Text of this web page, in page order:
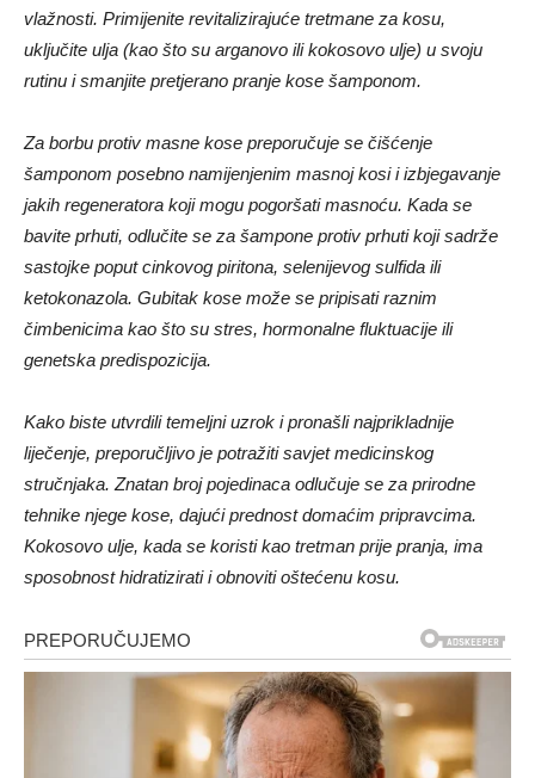
vlažnosti. Primijenite revitalizirajuće tretmane za kosu,
uključite ulja (kao što su arganovo ili kokosovo ulje) u svoju
rutinu i smanjite pretjerano pranje kose šamponom.
Za borbu protiv masne kose preporučuje se čišćenje
šamponom posebno namijenjenim masnoj kosi i izbjegavanje
jakih regeneratora koji mogu pogoršati masnoću. Kada se
bavite prhuti, odlučite se za šampone protiv prhuti koji sadrže
sastojke poput cinkovog piritona, selenijevog sulfida ili
ketokonazola. Gubitak kose može se pripisati raznim
čimbenicima kao što su stres, hormonalne fluktuacije ili
genetska predispozicija.
Kako biste utvrdili temeljni uzrok i pronašli najprikladnije
liječenje, preporučljivo je potražiti savjet medicinskog
stručnjaka. Znatan broj pojedinaca odlučuje se za prirodne
tehnike njege kose, dajući prednost domaćim pripravcima.
Kokosovo ulje, kada se koristi kao tretman prije pranja, ima
sposobnost hidratizirati i obnoviti oštećenu kosu.